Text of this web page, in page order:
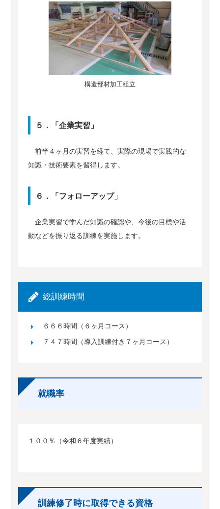
構造部材加工組立
５．「企業実習」
前半４ヶ月の実習を経て、実際の現場で実践的な
知識・技術要素を習得します。
６．「フォローアップ」
企業実習で学んだ知識の確認や、今後の目標や活
動などを振り返る訓練を実施します。
総訓練時間
６６６時間（６ヶ月コース）
７４７時間（導入訓練付き７ヶ月コース）
就職率
１００％（令和６年度実績）
訓練修了時に取得できる資格